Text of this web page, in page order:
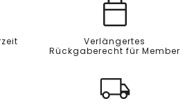
Verlängertes
Rückgaberecht für Member